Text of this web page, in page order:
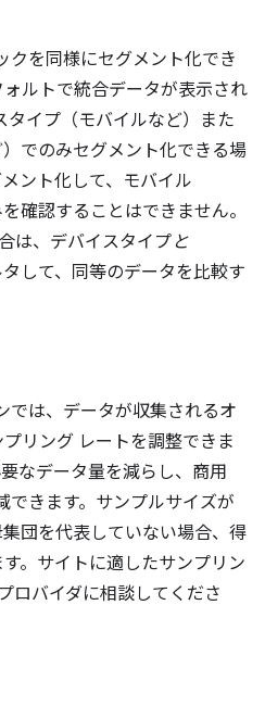
クを同様にセグメント化でき
ルトで統合データが表示され
タイプ（モバイルなど）また
でのみセグメント化できる場
ント化して、モバイル
確認することはできません。
は、デバイスタイプと
して、同等のデータを比較す
では、データが収集されるオ
リング レートを調整できま
なデータ量を減らし、商用
できます。サンプルサイズが
団を代表していない場合、得
。サイトに適したサンプリン
ロバイダに相談してくださ